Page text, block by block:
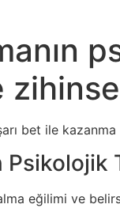
bet ile
Psikolojik
eğilimi ve